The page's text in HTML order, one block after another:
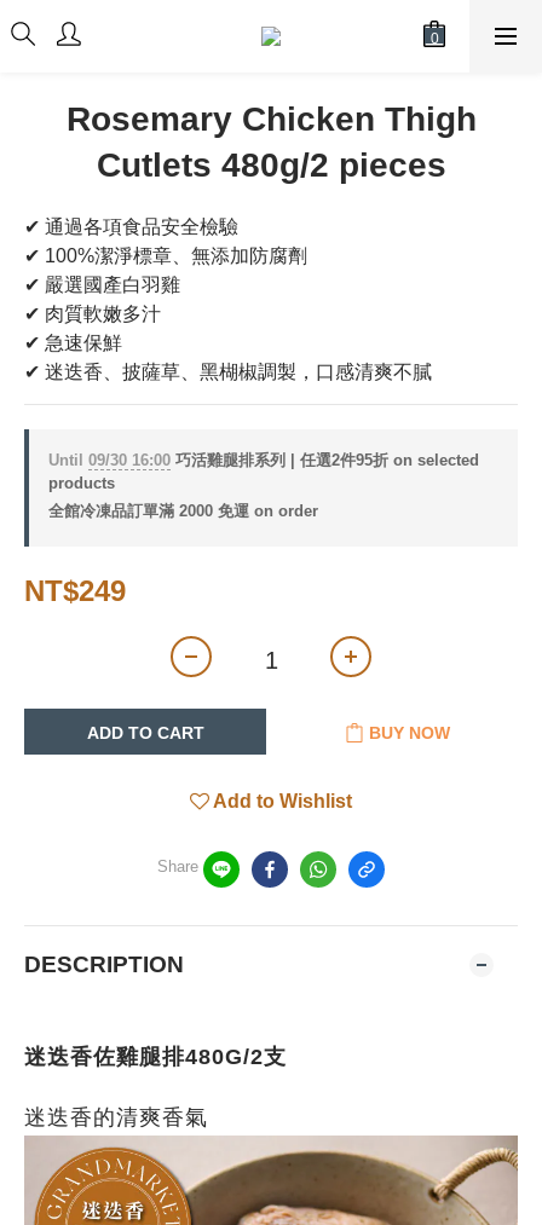
Rosemary Chicken Thigh
Cutlets 480g/2 pieces
✔ 通過各項食品安全檢驗
✔ 100%潔淨標章、無添加防腐劑
✔ 嚴選國產白羽雞
✔ 肉質軟嫩多汁
✔ 急速保鮮
✔ 迷迭香、披薩草、黑楜椒調製，口感清爽不膩
Until 09/30 16:00 巧活雞腿排系列 | 任選2件95折 on selected
products
全館冷凍品訂單滿 2000 免運 on order
NT$249
ADD TO CART BUY NOW
Add to Wishlist
Share
DESCRIPTION
迷迭香佐雞腿排480G/2支
迷迭香的清爽香氣